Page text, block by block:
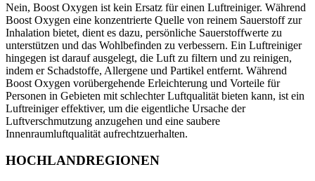
Nein, Boost Oxygen ist kein Ersatz für einen Luftreiniger. Während
Boost Oxygen eine konzentrierte Quelle von reinem Sauerstoff zur
Inhalation bietet, dient es dazu, persönliche Sauerstoffwerte zu
unterstützen und das Wohlbefinden zu verbessern. Ein Luftreiniger
hingegen ist darauf ausgelegt, die Luft zu filtern und zu reinigen,
indem er Schadstoffe, Allergene und Partikel entfernt. Während
Boost Oxygen vorübergehende Erleichterung und Vorteile für
Personen in Gebieten mit schlechter Luftqualität bieten kann, ist ein
Luftreiniger effektiver, um die eigentliche Ursache der
Luftverschmutzung anzugehen und eine saubere
Innenraumluftqualität aufrechtzuerhalten.
HOCHLANDREGIONEN